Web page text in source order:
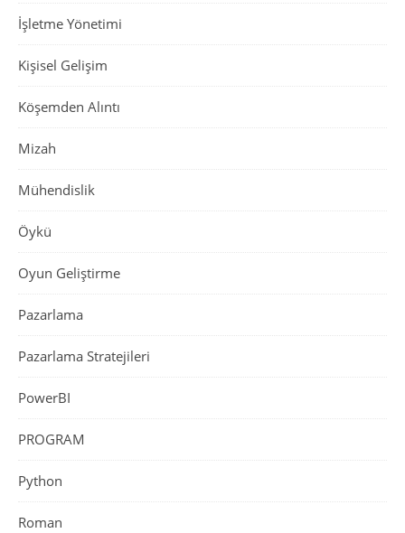
İşletme Yönetimi
Kişisel Gelişim
Köşemden Alıntı
Mizah
Mühendislik
Öykü
Oyun Geliştirme
Pazarlama
Pazarlama Stratejileri
PowerBI
PROGRAM
Python
Roman